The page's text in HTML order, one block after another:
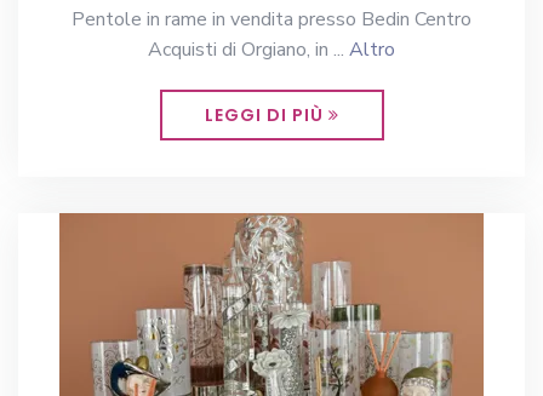
Pentole in rame in vendita presso Bedin Centro
Acquisti di Orgiano, in ... Altro
LEGGI DI PIÙ